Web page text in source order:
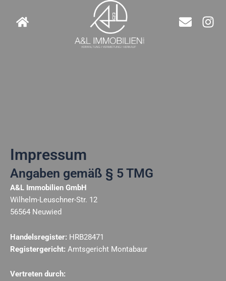
H
E
I
Impressum
Angaben gemäß § 5 TMG
A&L Immobilien GmbH
Wilhelm-Leuschner-Str. 12
56564 Neuwied
Handelsregister: HRB28471
Registergericht: Amtsgericht Montabaur
Vertreten durch: